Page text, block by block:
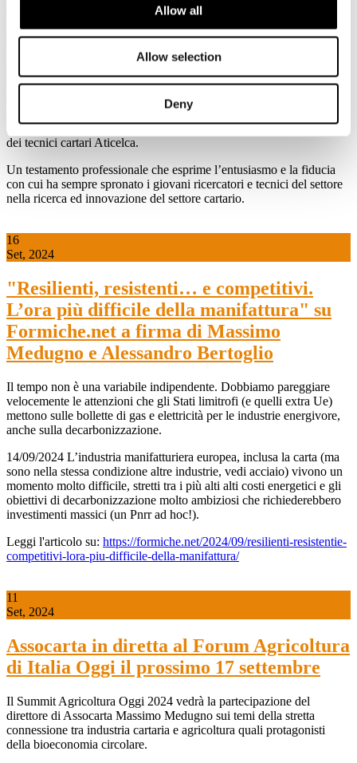
Allow all
Allow selection
Deny
” afferma il Presidente Lorenzo Poli.
“Dopo una vita quasi interamente dedicata all’industria cartaria (dal
1961) mi sento obbligato di rivolgermi ai giovani che hanno scelto o
tecnici auguro di lavorare con passione e di continuare a credere in
Aticelca che ha accompagnato tutto lo sviluppo tecnologico della
nostra industria e continuerà a farlo» dichiarò, qualche anno fa, a
margine della 50° edizione del Congresso dell’associazione italiana
dei tecnici cartari Aticelca.
Un testamento professionale che esprime l’entusiasmo e la fiducia
con cui ha sempre spronato i giovani ricercatori e tecnici del settore
nella ricerca ed innovazione del settore cartario.
16
Set, 2024
"Resilienti, resistenti… e competitivi.
L’ora più difficile della manifattura" su
Formiche.net a firma di Massimo
Medugno e Alessandro Bertoglio
Il tempo non è una variabile indipendente. Dobbiamo pareggiare
velocemente le attenzioni che gli Stati limitrofi (e quelli extra Ue)
mettono sulle bollette di gas e elettricità per le industrie energivore,
anche sulla decarbonizzazione.
14/09/2024 L’industria manifatturiera europea, inclusa la carta (ma
sono nella stessa condizione altre industrie, vedi acciaio) vivono un
momento molto difficile, stretti tra i più alti alti costi energetici e gli
obiettivi di decarbonizzazione molto ambiziosi che richiederebbero
investimenti massici (un Pnrr ad hoc!).
Leggi l'articolo su: https://formiche.net/2024/09/resilienti-resistentie-
competitivi-lora-piu-difficile-della-manifattura/
11
Set, 2024
Assocarta in diretta al Forum Agricoltura
di Italia Oggi il prossimo 17 settembre
Il Summit Agricoltura Oggi 2024 vedrà la partecipazione del
direttore di Assocarta Massimo Medugno sui temi della stretta
connessione tra industria cartaria e agricoltura quali protagonisti
della bioeconomia circolare.